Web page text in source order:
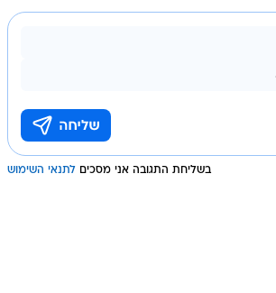
בשליחת התגובה אני מסכים לתנאי השימוש